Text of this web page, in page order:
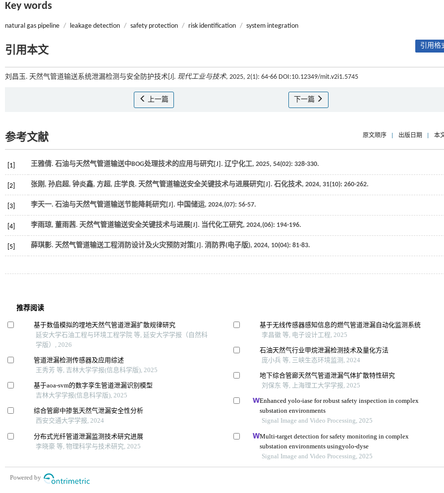
Key words
natural gas pipeline / leakage detection / safety protection / risk identification / system integration
引用本文 引用格
刘昌玉. 天然气管道输送系统泄漏检测与安全防护技术[J]. 现代工业与技术, 2025, 2(1): 64-66 DOI:10.12349/mit.v2i1.5745
上一篇 下一篇
参考文献 原文顺序 出版日期 本
[1] 王雅倩. 石油与天然气管道输送中BOG处理技术的应用与研究[J]. 辽宁化工, 2025, 54(02): 328-330.
[2] 张刚, 孙启超, 钟炎鑫, 方超, 庄学良. 天然气管道输送安全关键技术与进展研究[J]. 石化技术, 2024, 31(10): 260-262.
[3] 李天一. 石油与天然气管道输送节能降耗研究[J]. 中国储运, 2024,(07): 56-57.
[4] 李雨琼, 董雨茜. 天然气管道输送安全关键技术与进展[J]. 当代化工研究, 2024,(06): 194-196.
[5] 薛琪影. 天然气管道输送工程消防设计及火灾预防对策[J]. 消防界(电子版), 2024, 10(04): 81-83.